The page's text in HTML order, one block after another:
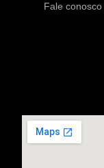
Fale conosco